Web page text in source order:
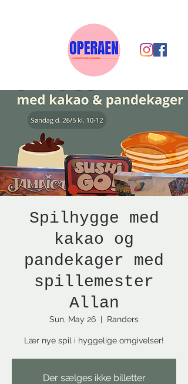
Spilhygge med
kakao og
pandekager med
spillemester
Allan
Sun, May 26
  |
Randers
Lær nye spil i hyggelige omgivelser!
Der sælges ikke billetter